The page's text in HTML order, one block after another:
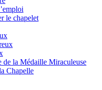
le chapelet
de la Médaille Miraculeuse
Chapelle